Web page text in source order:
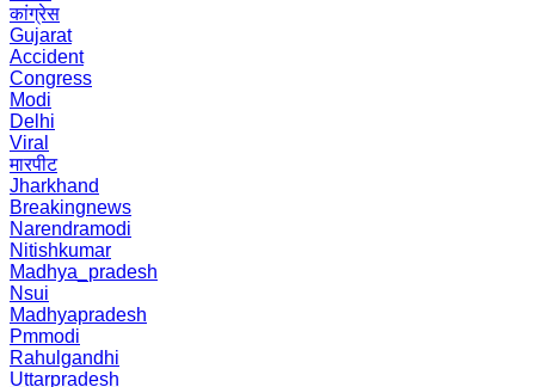
कांग्रेस
Gujarat
Accident
Congress
Modi
Delhi
Viral
मारपीट
Jharkhand
Breakingnews
Narendramodi
Nitishkumar
Madhya_pradesh
Nsui
Madhyapradesh
Pmmodi
Rahulgandhi
Uttarpradesh